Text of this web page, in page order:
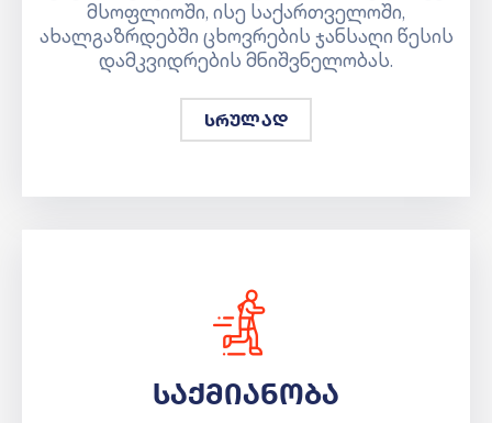
მსოფლიოში, ისე საქართველოში,
ახალგაზრდებში ცხოვრების ჯანსაღი წესის
დამკვიდრების მნიშვნელობას.
სრულად
საქმიანობა